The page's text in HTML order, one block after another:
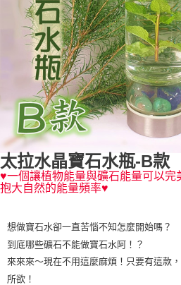
太拉水晶寶石水瓶-B款
♥一個讓植物能量與礦石能量可以完
抱大自然的能量頻率♥
想做寶石水卻一直苦惱不知怎麼開始嗎？
到底哪些礦石不能做寶石水阿！？
來來來～現在不用這麼麻煩！只要有這款
所欲！